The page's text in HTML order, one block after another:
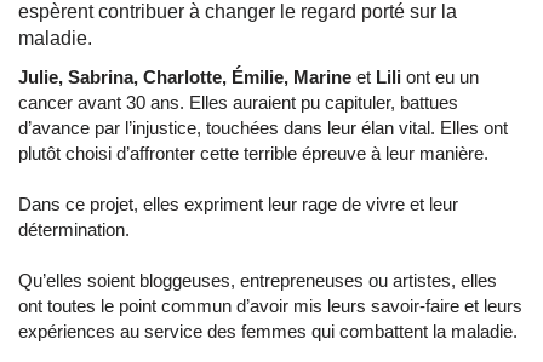
espèrent contribuer à changer le regard porté sur la
maladie.
Julie, Sabrina, Charlotte, Émilie, Marine et Lili ont eu un
cancer avant 30 ans. Elles auraient pu capituler, battues
d’avance par l’injustice, touchées dans leur élan vital. Elles ont
plutôt choisi d’affronter cette terrible épreuve à leur manière.
Dans ce projet, elles expriment leur rage de vivre et leur
détermination.
Qu’elles soient bloggeuses, entrepreneuses ou artistes, elles
ont toutes le point commun d’avoir mis leurs savoir-faire et leurs
expériences au service des femmes qui combattent la maladie.